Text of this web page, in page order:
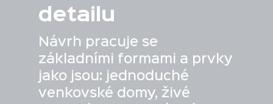
detailu
Návrh pracuje se
základními formami a prvky
jako jsou: jednoduché
venkovské domy, živé